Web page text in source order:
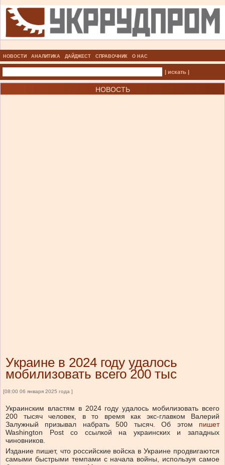
НОВОСТИ АНАЛИТИКА ДАЙДЖЕСТ СПРАВОЧНИК О НАС
| искать |
НОВОСТЬ
Украине в 2024 году удалось
мобилизовать всего 200 тыс
[08:00 06 января 2025 года ]
Украинским властям в 2024 году удалось мобилизовать всего
200 тысяч человек, в то время как экс-главком Валерий
Залужный призывал набрать 500 тысяч. Об этом пишет
Washington Post со ссылкой на украинских и западных
чиновников.
Издание пишет, что российские войска в Украине продвигаются
самыми быстрыми темпами с начала войны, используя самое